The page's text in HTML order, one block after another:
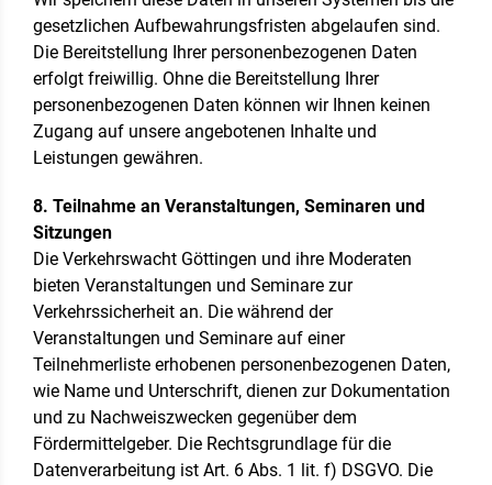
gesetzlichen Aufbewahrungsfristen abgelaufen sind.
Die Bereitstellung Ihrer personenbezogenen Daten
erfolgt freiwillig. Ohne die Bereitstellung Ihrer
personenbezogenen Daten können wir Ihnen keinen
Zugang auf unsere angebotenen Inhalte und
Leistungen gewähren.
8. Teilnahme an Veranstaltungen, Seminaren und
Sitzungen
Die Verkehrswacht Göttingen und ihre Moderaten
bieten Veranstaltungen und Seminare zur
Verkehrssicherheit an. Die während der
Veranstaltungen und Seminare auf einer
Teilnehmerliste erhobenen personenbezogenen Daten,
wie Name und Unterschrift, dienen zur Dokumentation
und zu Nachweiszwecken gegenüber dem
Fördermittelgeber. Die Rechtsgrundlage für die
Datenverarbeitung ist Art. 6 Abs. 1 lit. f) DSGVO. Die